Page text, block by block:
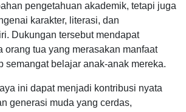
pengetahuan akademik, tetapi juga
karakter, literasi, dan
Dukungan tersebut mendapat
orang tua yang merasakan manfaat
semangat belajar anak-anak mereka.
ini dapat menjadi kontribusi nyata
generasi muda yang cerdas,